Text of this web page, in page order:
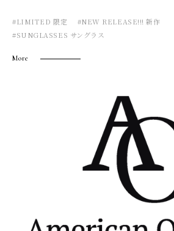
#LIMITED 限定
#NEW RELEASE!!! 新作
#SUNGLASSES サングラス
More